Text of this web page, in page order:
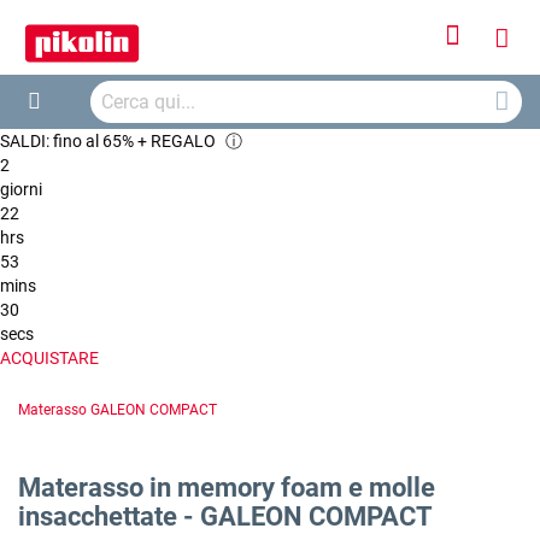
Accedi
Cerca
Cerca
SALDI: fino al 65% + REGALO ⓘ
2
giorni
22
hrs
53
mins
29
secs
ACQUISTARE
Materasso GALEON COMPACT
Materasso in memory foam e molle
insacchettate - GALEON COMPACT